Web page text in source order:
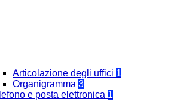
Articolazione degli uffici 1
Organigramma 3
e posta elettronica 1